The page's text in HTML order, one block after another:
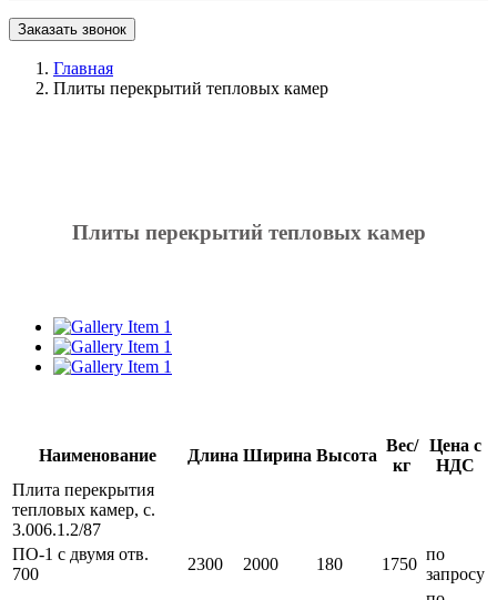
Заказать звонок
Главная
Плиты перекрытий тепловых камер
Плиты перекрытий тепловых камер
Наименование Длина Ширина Высота
Вес/
кг
Цена с
НДС
Плита перекрытия
тепловых камер, с.
3.006.1.2/87
ПО-1 с двумя отв.
700
2300 2000 180 1750
по
запросу